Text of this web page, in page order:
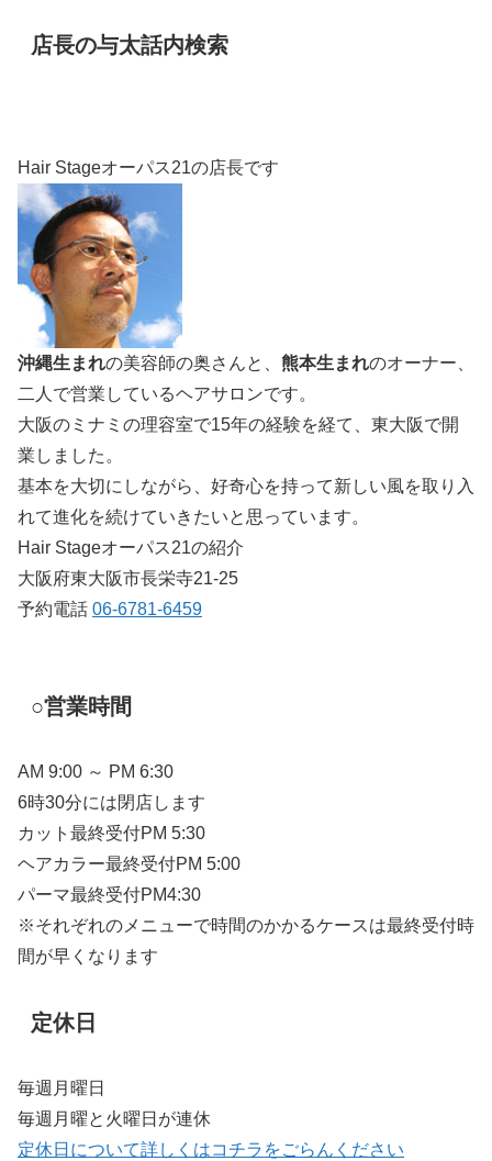
店長の与太話内検索
Hair Stageオーパス21の店長です
沖縄生まれの美容師の奥さんと、 熊本生まれのオーナー、
二人で営業しているヘアサロンです。
大阪のミナミの理容室で15年の経験を経て、東大阪で開
業しました。
基本を大切にしながら、好奇心を持って新しい風を取り入
れて進化を続けていきたいと思っています。
Hair Stageオーパス21の紹介
大阪府東大阪市長栄寺21-25
予約電話 06-6781-6459
○営業時間
AM 9:00 ～ PM 6:30
6時30分には閉店します
カット最終受付PM 5:30
ヘアカラー最終受付PM 5:00
パーマ最終受付PM4:30
※それぞれのメニューで時間のかかるケースは最終受付時
間が早くなります
定休日
毎週月曜日
毎週月曜と火曜日が連休
定休日について詳しくはコチラをごらんください